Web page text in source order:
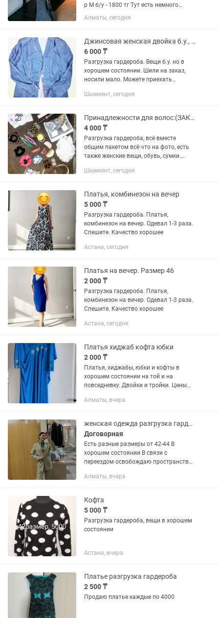
р M б/у - 1800 тг Тут есть немного
пятно от утюга. Из за цена такая.
Ботинки одна новая вторая б/у р 38
Слипоны р - 39 Цена 2000...
Алматы, сегодня
Джинсовая женская двойка б.у., сшитая на заказ, 46-52р
6 000 ₸
Разгрузка гардероба. Вещи б.у. но в
хорошем состоянии. Шили на заказ,
носили мало. Можете приехать
ширину и длину вещей. Юбка сзади с
Шымкент, сегодня
Принадлежности для волос:(ЗАКОЛКИ)б.у. общим пакетом недорого
4 000 ₸
Разгрузка гардероба, всё вместе
общим пакетом всё что на фото, есть
также женские вещи, обувь, сумки.
Шымкент, сегодня
Платья, комбинезон на вечер
5 000 ₸
Разгрузка гардероба. Платья,
комбинезон на вечер. Одевал 1-3 раза.
Спешите. Качество хорошее
Астана, сегодня
Платья на вечер. Размер 46
2 000 ₸
Разгрузка гардероба. Платья,
комбинезон на вечер. Одевал 1-3 раза.
Спешите. Качество хорошее
Астана, сегодня
Платья хиджаб кофта юбки
2 000 ₸
Платья, хиджабы, юбки и кофты в
хорошем состоянии на той и на
повседневку. Двойки и тройки. Цены
супер. Разгрузка гардероба все по
Алматы, вчера
женская одежда разгрузка гардероба
Договорная
Есть разные размеры от 42-44 В
хорошем состоянии В связи с
переездом освобождаю пространство
фото есть Пишите что понравилось,
Алматы, вчера
Кофта
5 000 ₸
Разгрузка гардероба, вещи в хорошем
состоянии
Астана, вчера
Платье разгрузка гардероба
2 500 ₸
Продаю платье каждые по 4000